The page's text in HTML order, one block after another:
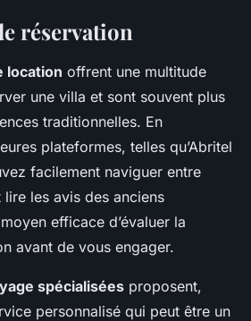
réservation
location offrent une multitude
une villa et sont souvent plus
traditionnelles. En
plateformes, telles qu’Abritel
facilement naviguer entre
les avis des anciens
efficace d’évaluer la
avant de vous engager.
spécialisées proposent,
personnalisé qui peut être un